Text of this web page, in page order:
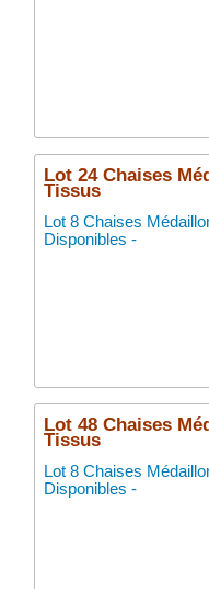
Lot 24 Chaises
Tissus
Lot 8 Chaises
Disponibles -
Lot 48 Chaises
Tissus
Lot 8 Chaises
Disponibles -